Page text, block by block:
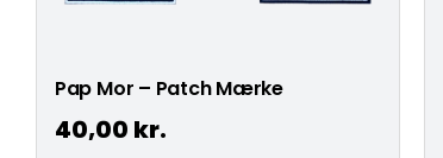
Pap Mor – Patch Mærke
40,00 kr.